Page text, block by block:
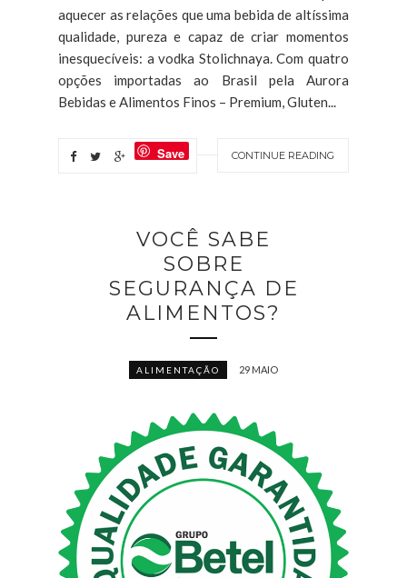
aquecer as relações que uma bebida de altíssima
qualidade, pureza e capaz de criar momentos
inesquecíveis: a vodka Stolichnaya. Com quatro
opções importadas ao Brasil pela Aurora
Bebidas e Alimentos Finos – Premium, Gluten...
CONTINUE READING
Save
VOCÊ SABE
SOBRE
SEGURANÇA DE
ALIMENTOS?
ALIMENTAÇÃO 29 MAIO